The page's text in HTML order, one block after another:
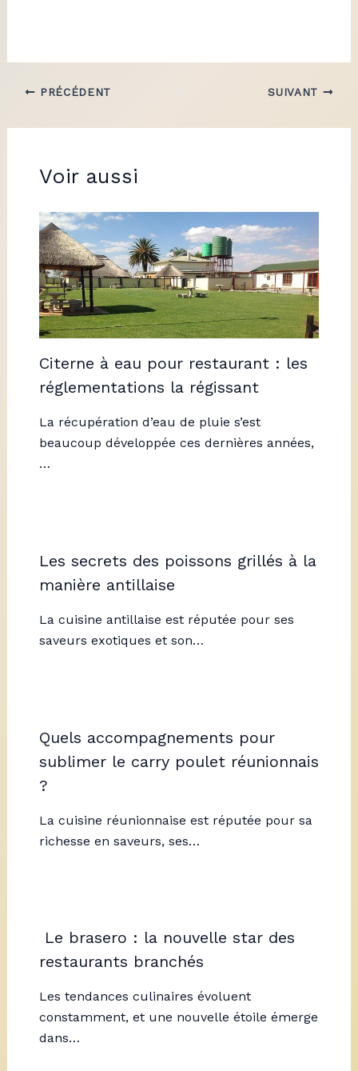
PRÉCÉDENT SUIVANT
Voir aussi
Citerne à eau pour restaurant : les
réglementations la régissant
La récupération d’eau de pluie s’est
beaucoup développée ces dernières années,
…
Les secrets des poissons grillés à la
manière antillaise
La cuisine antillaise est réputée pour ses
saveurs exotiques et son…
Quels accompagnements pour
sublimer le carry poulet réunionnais
?
La cuisine réunionnaise est réputée pour sa
richesse en saveurs, ses…
Le brasero : la nouvelle star des
restaurants branchés
Les tendances culinaires évoluent
constamment, et une nouvelle étoile émerge
dans…